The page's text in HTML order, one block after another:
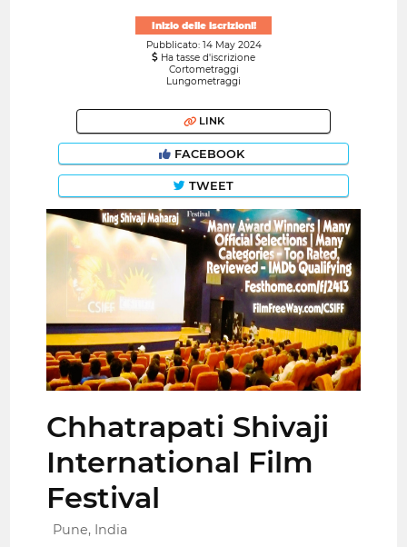
Inizio delle iscrizioni!
Pubblicato: 14 May 2024
Ha tasse d'iscrizione
Cortometraggi
Lungometraggi
LINK
FACEBOOK
TWEET
Chhatrapati Shivaji
International Film
Festival
Pune, India